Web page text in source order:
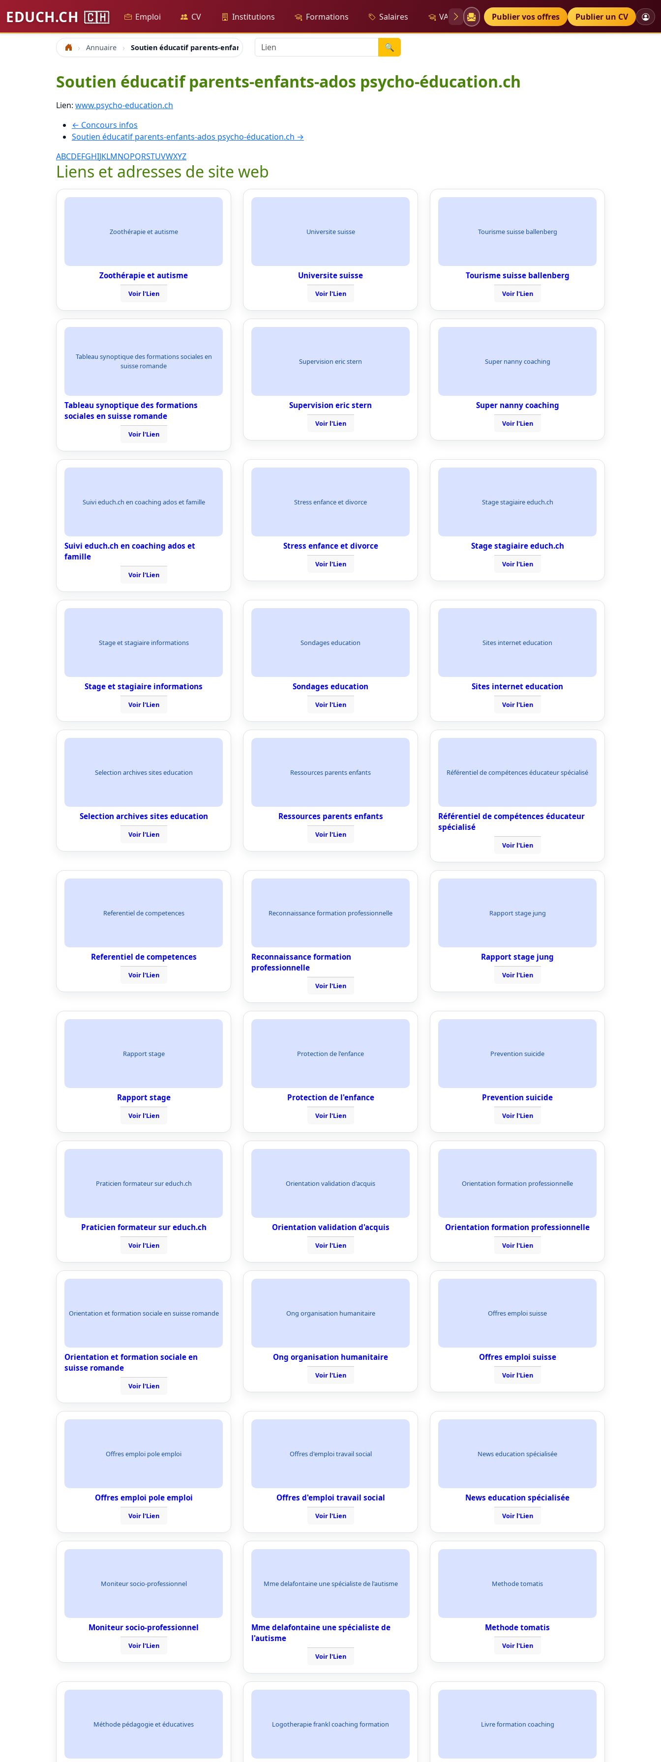
EDUCH.CH 🇨🇭 Emploi CV Institutions Formations Salaires VAE Diplômes Petites annonces
Publier vos offres Publier un CV
Accueil Annuaire Soutien éducatif parents-enfants-ados psycho-éducation.ch 🔍
Soutien éducatif parents-enfants-ados psycho-éducation.ch
Lien: www.psycho-education.ch
← Concours infos
Soutien éducatif parents-enfants-ados psycho-éducation.ch →
ABCDEFGHIJKLMNOPQRSTUVWXYZ
Liens et adresses de site web
Zoothérapie et autisme
Zoothérapie et autisme
Voir l'Lien
Universite suisse
Universite suisse
Voir l'Lien
Tourisme suisse ballenberg
Tourisme suisse ballenberg
Voir l'Lien
Tableau synoptique des formations sociales en
suisse romande
Tableau synoptique des formations
sociales en suisse romande
Voir l'Lien
Supervision eric stern
Supervision eric stern
Voir l'Lien
Super nanny coaching
Super nanny coaching
Voir l'Lien
Suivi educh.ch en coaching ados et famille
Suivi educh.ch en coaching ados et
famille
Voir l'Lien
Stress enfance et divorce
Stress enfance et divorce
Voir l'Lien
Stage stagiaire educh.ch
Stage stagiaire educh.ch
Voir l'Lien
Stage et stagiaire informations
Stage et stagiaire informations
Voir l'Lien
Sondages education
Sondages education
Voir l'Lien
Sites internet education
Sites internet education
Voir l'Lien
Selection archives sites education
Selection archives sites education
Voir l'Lien
Ressources parents enfants
Ressources parents enfants
Voir l'Lien
Référentiel de compétences éducateur spécialisé
Référentiel de compétences éducateur
spécialisé
Voir l'Lien
Referentiel de competences
Referentiel de competences
Voir l'Lien
Reconnaissance formation professionnelle
Reconnaissance formation
professionnelle
Voir l'Lien
Rapport stage jung
Rapport stage jung
Voir l'Lien
Rapport stage
Rapport stage
Voir l'Lien
Protection de l'enfance
Protection de l'enfance
Voir l'Lien
Prevention suicide
Prevention suicide
Voir l'Lien
Praticien formateur sur educh.ch
Praticien formateur sur educh.ch
Voir l'Lien
Orientation validation d'acquis
Orientation validation d'acquis
Voir l'Lien
Orientation formation professionnelle
Orientation formation professionnelle
Voir l'Lien
Orientation et formation sociale en suisse romande
Orientation et formation sociale en
suisse romande
Voir l'Lien
Ong organisation humanitaire
Ong organisation humanitaire
Voir l'Lien
Offres emploi suisse
Offres emploi suisse
Voir l'Lien
Offres emploi pole emploi
Offres emploi pole emploi
Voir l'Lien
Offres d'emploi travail social
Offres d'emploi travail social
Voir l'Lien
News education spécialisée
News education spécialisée
Voir l'Lien
Moniteur socio-professionnel
Moniteur socio-professionnel
Voir l'Lien
Mme delafontaine une spécialiste de l'autisme
Mme delafontaine une spécialiste de
l'autisme
Voir l'Lien
Methode tomatis
Methode tomatis
Voir l'Lien
Méthode pédagogie et éducatives Logotherapie frankl coaching formation Livre formation coaching